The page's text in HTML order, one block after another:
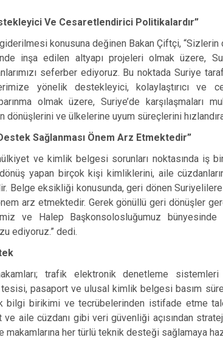
Ve Cesaretlendirici Politikalardır”
giderilmesi konusuna değinen Bakan Çiftçi,
inşa edilen altyapı projeleri olmak üzere,
seferber ediyoruz. Bu noktada Suriye
yönelik destekleyici, kolaylaştırıcı ve
olmak üzere, Suriye’de karşılaşmaları
dönüşlerini ve ülkelerine uyum süreçlerini
Sağlanması Önem Arz Etmektedir”
ve kimlik belgesi sorunları noktasında iş
yapan birçok kişi kimliklerini, aile
Belge eksikliği konusunda, geri dönen
arz etmektedir. Gerek gönüllü geri dönüşler
ve Halep Başkonsolosluğumuz
ediyoruz.” dedi.
trafik elektronik denetleme
pasaport ve ulusal kimlik belgesi basım
bilgi birikimi ve tecrübelerinden istifade etme
aile cüzdanı gibi veri güvenliği açısından
her türlü teknik desteği sağlamaya